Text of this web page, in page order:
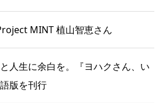
MINT 植山智恵さん
人生に余白を。『ヨハクさん、い
版を刊行